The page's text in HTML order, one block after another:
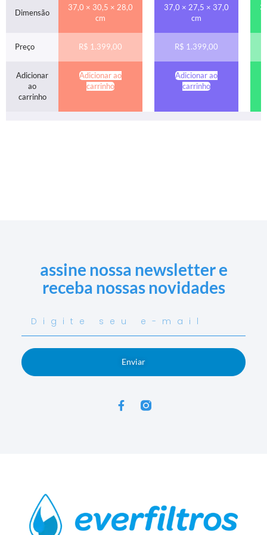
Dimensão
37,0 × 30,5 × 28,0
cm
37,0 × 27,5 × 37,0
cm
Preço R$ 1.399,00 R$ 1.399,00
Adicionar
ao
carrinho
Adicionar ao
carrinho
Adicionar ao
carrinho
assine nossa newsletter e
receba nossas novidades
Enviar